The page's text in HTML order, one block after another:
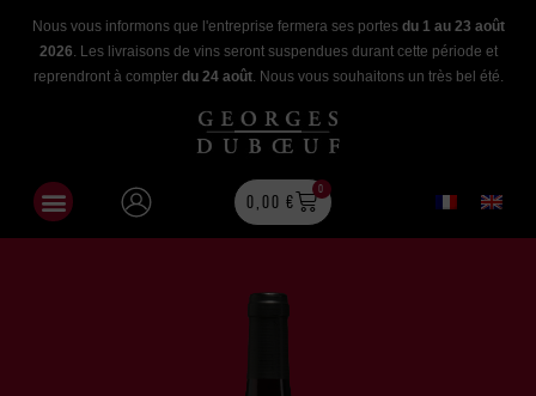
Nous vous informons que l'entreprise fermera ses portes du 1 au 23 août
2026. Les livraisons de vins seront suspendues durant cette période et
reprendront à compter du 24 août. Nous vous souhaitons un très bel été.
0,00€
0